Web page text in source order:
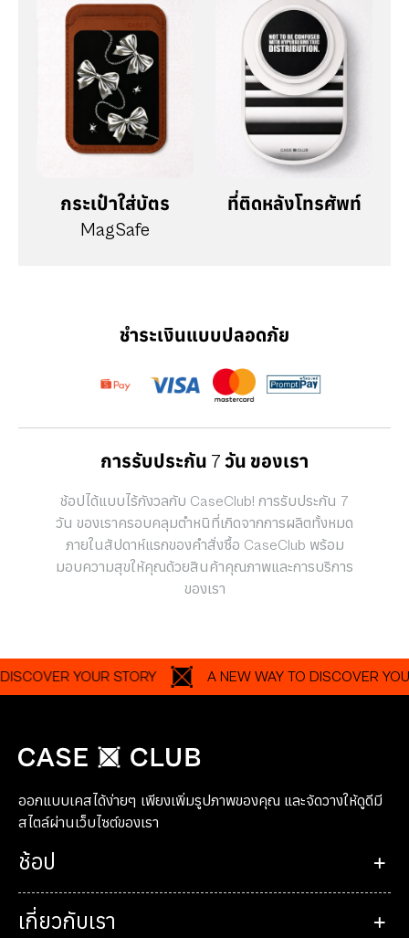
กระเป๋าใส่บัตร
MagSafe
ที่ติดหลังโทรศัพท์
ชำระเงินแบบปลอดภัย
การรับประกัน 7 วัน ของเรา
ช้อปได้แบบไร้กังวลกับ CaseClub! การรับประกัน 7
วัน ของเราครอบคลุมตำหนิที่เกิดจากการผลิตทั้งหมด
ภายในสัปดาห์แรกของคำสั่งซื้อ CaseClub พร้อม
มอบความสุขให้คุณด้วยสินค้าคุณภาพและการบริการ
ของเรา
YOUR STORY A NEW WAY TO DISCOVER YOUR
ออกแบบเคสได้ง่ายๆ เพียงเพิ่มรูปภาพของคุณ และจัดวางให้ดูดีมี
สไตล์ผ่านเว็บไซต์ของเรา
ช้อป
เกี่ยวกับเรา